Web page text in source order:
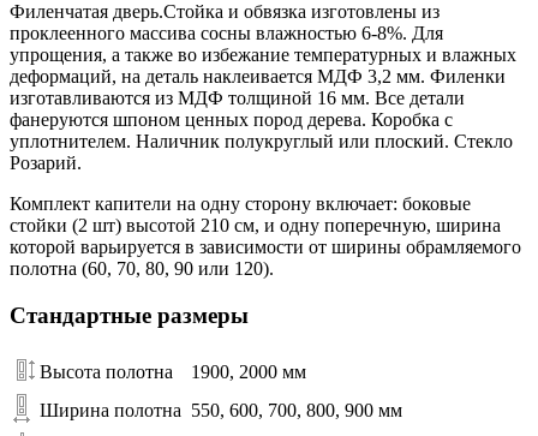
Филенчатая дверь.Стойка и обвязка изготовлены из
проклеенного массива сосны влажностью 6-8%. Для
упрощения, а также во избежание температурных и влажных
деформаций, на деталь наклеивается МДФ 3,2 мм. Филенки
изготавливаются из МДФ толщиной 16 мм. Все детали
фанеруются шпоном ценных пород дерева. Коробка с
уплотнителем. Наличник полукруглый или плоский. Стекло
Розарий.
Комплект капители на одну сторону включает: боковые
стойки (2 шт) высотой 210 см, и одну поперечную, ширина
которой варьируется в зависимости от ширины обрамляемого
полотна (60, 70, 80, 90 или 120).
Стандартные размеры
Высота полотна
1900, 2000 мм
Ширина полотна 550, 600, 700, 800, 900 мм